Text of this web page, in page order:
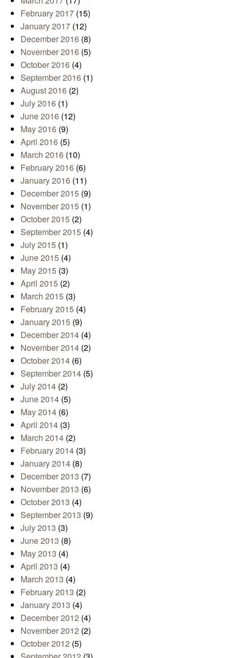
February 2017 (15)
January 2017 (12)
December 2016 (8)
November 2016 (5)
October 2016 (4)
September 2016 (1)
August 2016 (2)
July 2016 (1)
June 2016 (12)
May 2016 (9)
April 2016 (5)
March 2016 (10)
February 2016 (6)
January 2016 (11)
December 2015 (9)
November 2015 (1)
October 2015 (2)
September 2015 (4)
July 2015 (1)
June 2015 (4)
May 2015 (3)
April 2015 (2)
March 2015 (3)
February 2015 (4)
January 2015 (9)
December 2014 (4)
November 2014 (2)
October 2014 (6)
September 2014 (5)
July 2014 (2)
June 2014 (5)
May 2014 (6)
April 2014 (3)
March 2014 (2)
February 2014 (3)
January 2014 (8)
December 2013 (7)
November 2013 (6)
October 2013 (4)
September 2013 (9)
July 2013 (3)
June 2013 (8)
May 2013 (4)
April 2013 (4)
March 2013 (4)
February 2013 (2)
January 2013 (4)
December 2012 (4)
November 2012 (2)
October 2012 (5)